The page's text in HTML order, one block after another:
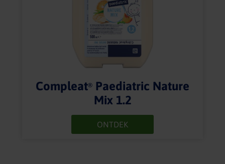
Compleat® Paediatric Nature
Mix 1.2
ONTDEK